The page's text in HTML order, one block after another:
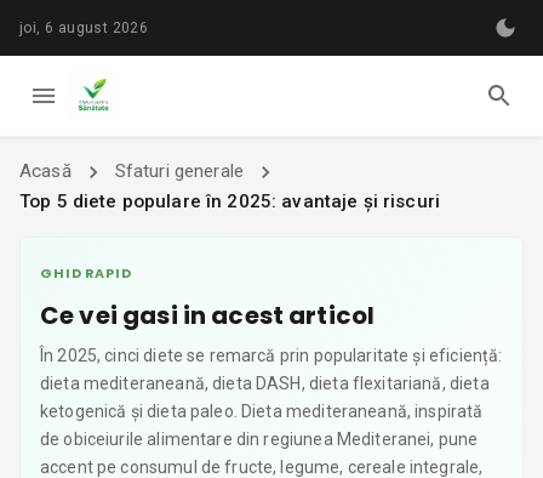
joi, 6 august 2026
Acasă
Sfaturi generale
Top 5 diete populare în 2025: avantaje și riscuri
GHID RAPID
Ce vei gasi in acest articol
În 2025, cinci diete se remarcă prin popularitate și eficiență:
dieta mediteraneană, dieta DASH, dieta flexitariană, dieta
ketogenică și dieta paleo. Dieta mediteraneană, inspirată
de obiceiurile alimentare din regiunea Mediteranei, pune
accent pe consumul de fructe, legume, cereale integrale,